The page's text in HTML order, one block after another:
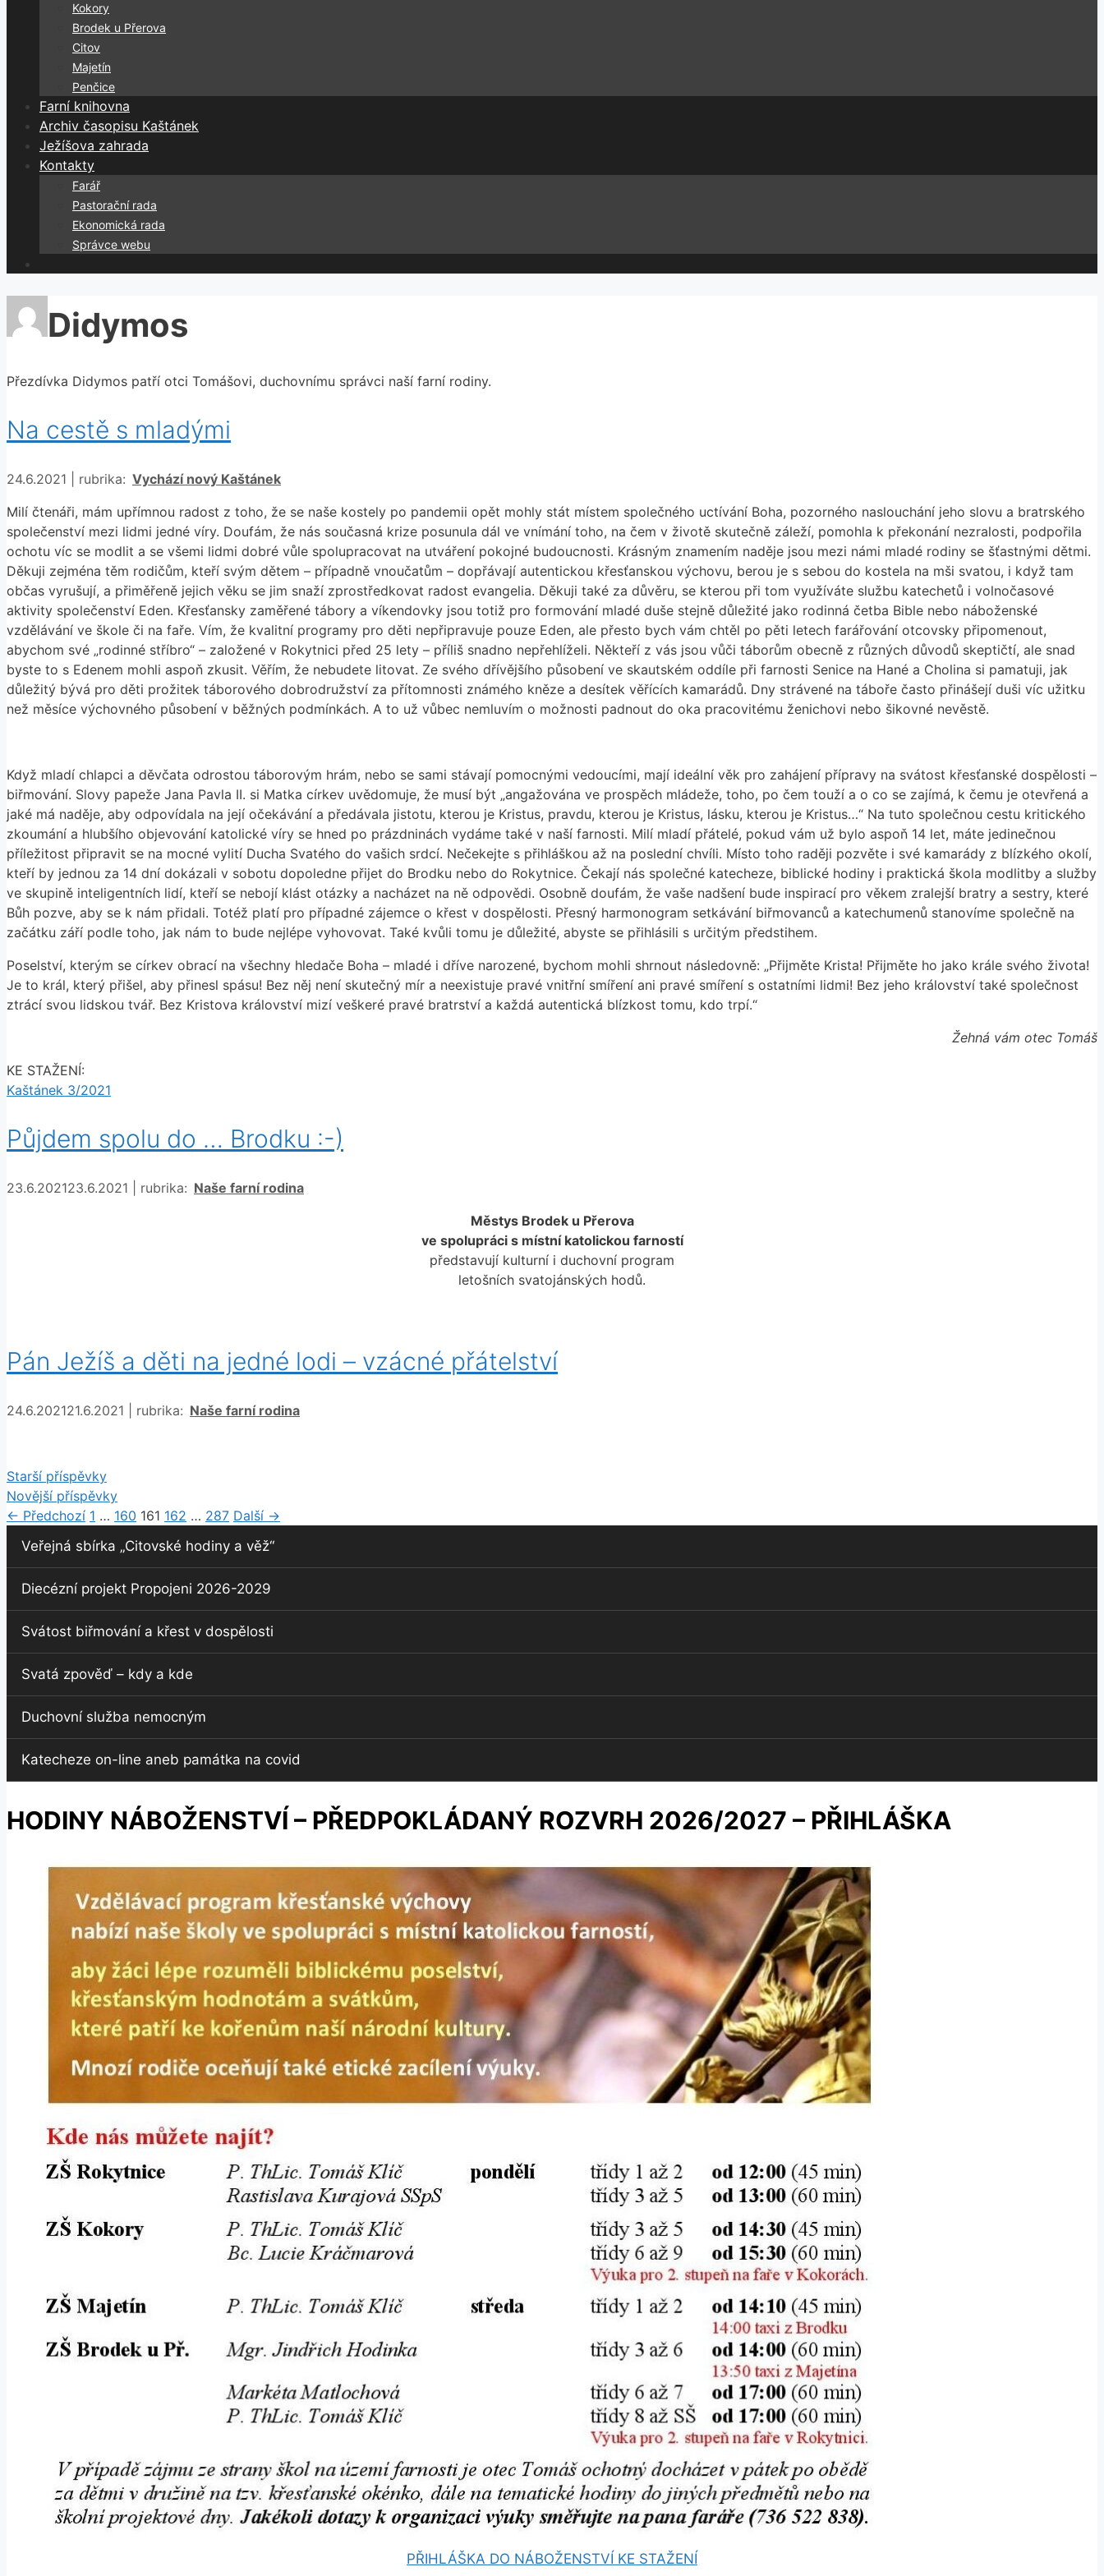
Kokory
Brodek u Přerova
Citov
Majetín
Penčice
Farní knihovna
Archiv časopisu Kaštánek
Ježíšova zahrada
Kontakty
Farář
Pastorační rada
Ekonomická rada
Správce webu
Didymos
Přezdívka Didymos patří otci Tomášovi, duchovnímu správci naší farní rodiny.
Na cestě s mladými
24.6.2021 rubrika: Rubriky
Vychází nový Kaštánek
Milí čtenáři, mám upřímnou radost z toho, že se naše kostely po pandemii opět mohly stát místem společného uctívání Boha, pozorného naslouchání jeho slovu a bratrského
společenství mezi lidmi jedné víry. Doufám, že nás současná krize posunula dál ve vnímání toho, na čem v životě skutečně záleží, pomohla k překonání nezralosti, podpořila
ochotu víc se modlit a se všemi lidmi dobré vůle spolupracovat na utváření pokojné budoucnosti. Krásným znamením naděje jsou mezi námi mladé rodiny se šťastnými dětmi.
Děkuji zejména těm rodičům, kteří svým dětem – případně vnoučatům – dopřávají autentickou křesťanskou výchovu, berou je s sebou do kostela na mši svatou, i když tam
občas vyrušují, a přiměřeně jejich věku se jim snaží zprostředkovat radost evangelia. Děkuji také za důvěru, se kterou při tom využíváte službu katechetů i volnočasové
aktivity společenství Eden. Křesťansky zaměřené tábory a víkendovky jsou totiž pro formování mladé duše stejně důležité jako rodinná četba Bible nebo náboženské
vzdělávání ve škole či na faře. Vím, že kvalitní programy pro děti nepřipravuje pouze Eden, ale přesto bych vám chtěl po pěti letech farářování otcovsky připomenout,
abychom své „rodinné stříbro“ – založené v Rokytnici před 25 lety – příliš snadno nepřehlíželi. Někteří z vás jsou vůči táborům obecně z různých důvodů skeptičtí, ale snad
byste to s Edenem mohli aspoň zkusit. Věřím, že nebudete litovat. Ze svého dřívějšího působení ve skautském oddíle při farnosti Senice na Hané a Cholina si pamatuji, jak
důležitý bývá pro děti prožitek táborového dobrodružství za přítomnosti známého kněze a desítek věřících kamarádů. Dny strávené na táboře často přinášejí duši víc užitku
než měsíce výchovného působení v běžných podmínkách. A to už vůbec nemluvím o možnosti padnout do oka pracovitému ženichovi nebo šikovné nevěstě.
Když mladí chlapci a děvčata odrostou táborovým hrám, nebo se sami stávají pomocnými vedoucími, mají ideální věk pro zahájení přípravy na svátost křesťanské dospělosti –
biřmování. Slovy papeže Jana Pavla II. si Matka církev uvědomuje, že musí být „angažována ve prospěch mládeže, toho, po čem touží a o co se zajímá, k čemu je otevřená a
jaké má naděje, aby odpovídala na její očekávání a předávala jistotu, kterou je Kristus, pravdu, kterou je Kristus, lásku, kterou je Kristus…“ Na tuto společnou cestu kritického
zkoumání a hlubšího objevování katolické víry se hned po prázdninách vydáme také v naší farnosti. Milí mladí přátelé, pokud vám už bylo aspoň 14 let, máte jedinečnou
příležitost připravit se na mocné vylití Ducha Svatého do vašich srdcí. Nečekejte s přihláškou až na poslední chvíli. Místo toho raději pozvěte i své kamarády z blízkého okolí,
kteří by jednou za 14 dní dokázali v sobotu dopoledne přijet do Brodku nebo do Rokytnice. Čekají nás společné katecheze, biblické hodiny i praktická škola modlitby a služby
ve skupině inteligentních lidí, kteří se nebojí klást otázky a nacházet na ně odpovědi. Osobně doufám, že vaše nadšení bude inspirací pro věkem zralejší bratry a sestry, které
Bůh pozve, aby se k nám přidali. Totéž platí pro případné zájemce o křest v dospělosti. Přesný harmonogram setkávání biřmovanců a katechumenů stanovíme společně na
začátku září podle toho, jak nám to bude nejlépe vyhovovat. Také kvůli tomu je důležité, abyste se přihlásili s určitým předstihem.
Poselství, kterým se církev obrací na všechny hledače Boha – mladé i dříve narozené, bychom mohli shrnout následovně: „Přijměte Krista! Přijměte ho jako krále svého života!
Je to král, který přišel, aby přinesl spásu! Bez něj není skutečný mír a neexistuje pravé vnitřní smíření ani pravé smíření s ostatními lidmi! Bez jeho království také společnost
ztrácí svou lidskou tvář. Bez Kristova království mizí veškeré pravé bratrství a každá autentická blízkost tomu, kdo trpí.“
Žehná vám otec Tomáš
KE STAŽENÍ:
Kaštánek 3/2021
Půjdem spolu do … Brodku :-)
23.6.202123.6.2021 rubrika: Rubriky
Naše farní rodina
Městys Brodek u Přerova
ve spolupráci s místní katolickou farností
představují kulturní i duchovní program
letošních svatojánských hodů.
Pán Ježíš a děti na jedné lodi – vzácné přátelství
24.6.202121.6.2021 rubrika: Rubriky
Naše farní rodina
Starší příspěvky
Novější příspěvky
← Předchozí Stránka
1 … Stránka
160 Stránka
161 Stránka
162 … Stránka
287 Další →
Veřejná sbírka „Citovské hodiny a věž“
Diecézní projekt Propojeni 2026-2029
Svátost biřmování a křest v dospělosti
Svatá zpověď – kdy a kde
Duchovní služba nemocným
Katecheze on-line aneb památka na covid
HODINY NÁBOŽENSTVÍ – PŘEDPOKLÁDANÝ ROZVRH 2026/2027 – PŘIHLÁŠKA
PŘIHLÁŠKA DO NÁBOŽENSTVÍ KE STAŽENÍ